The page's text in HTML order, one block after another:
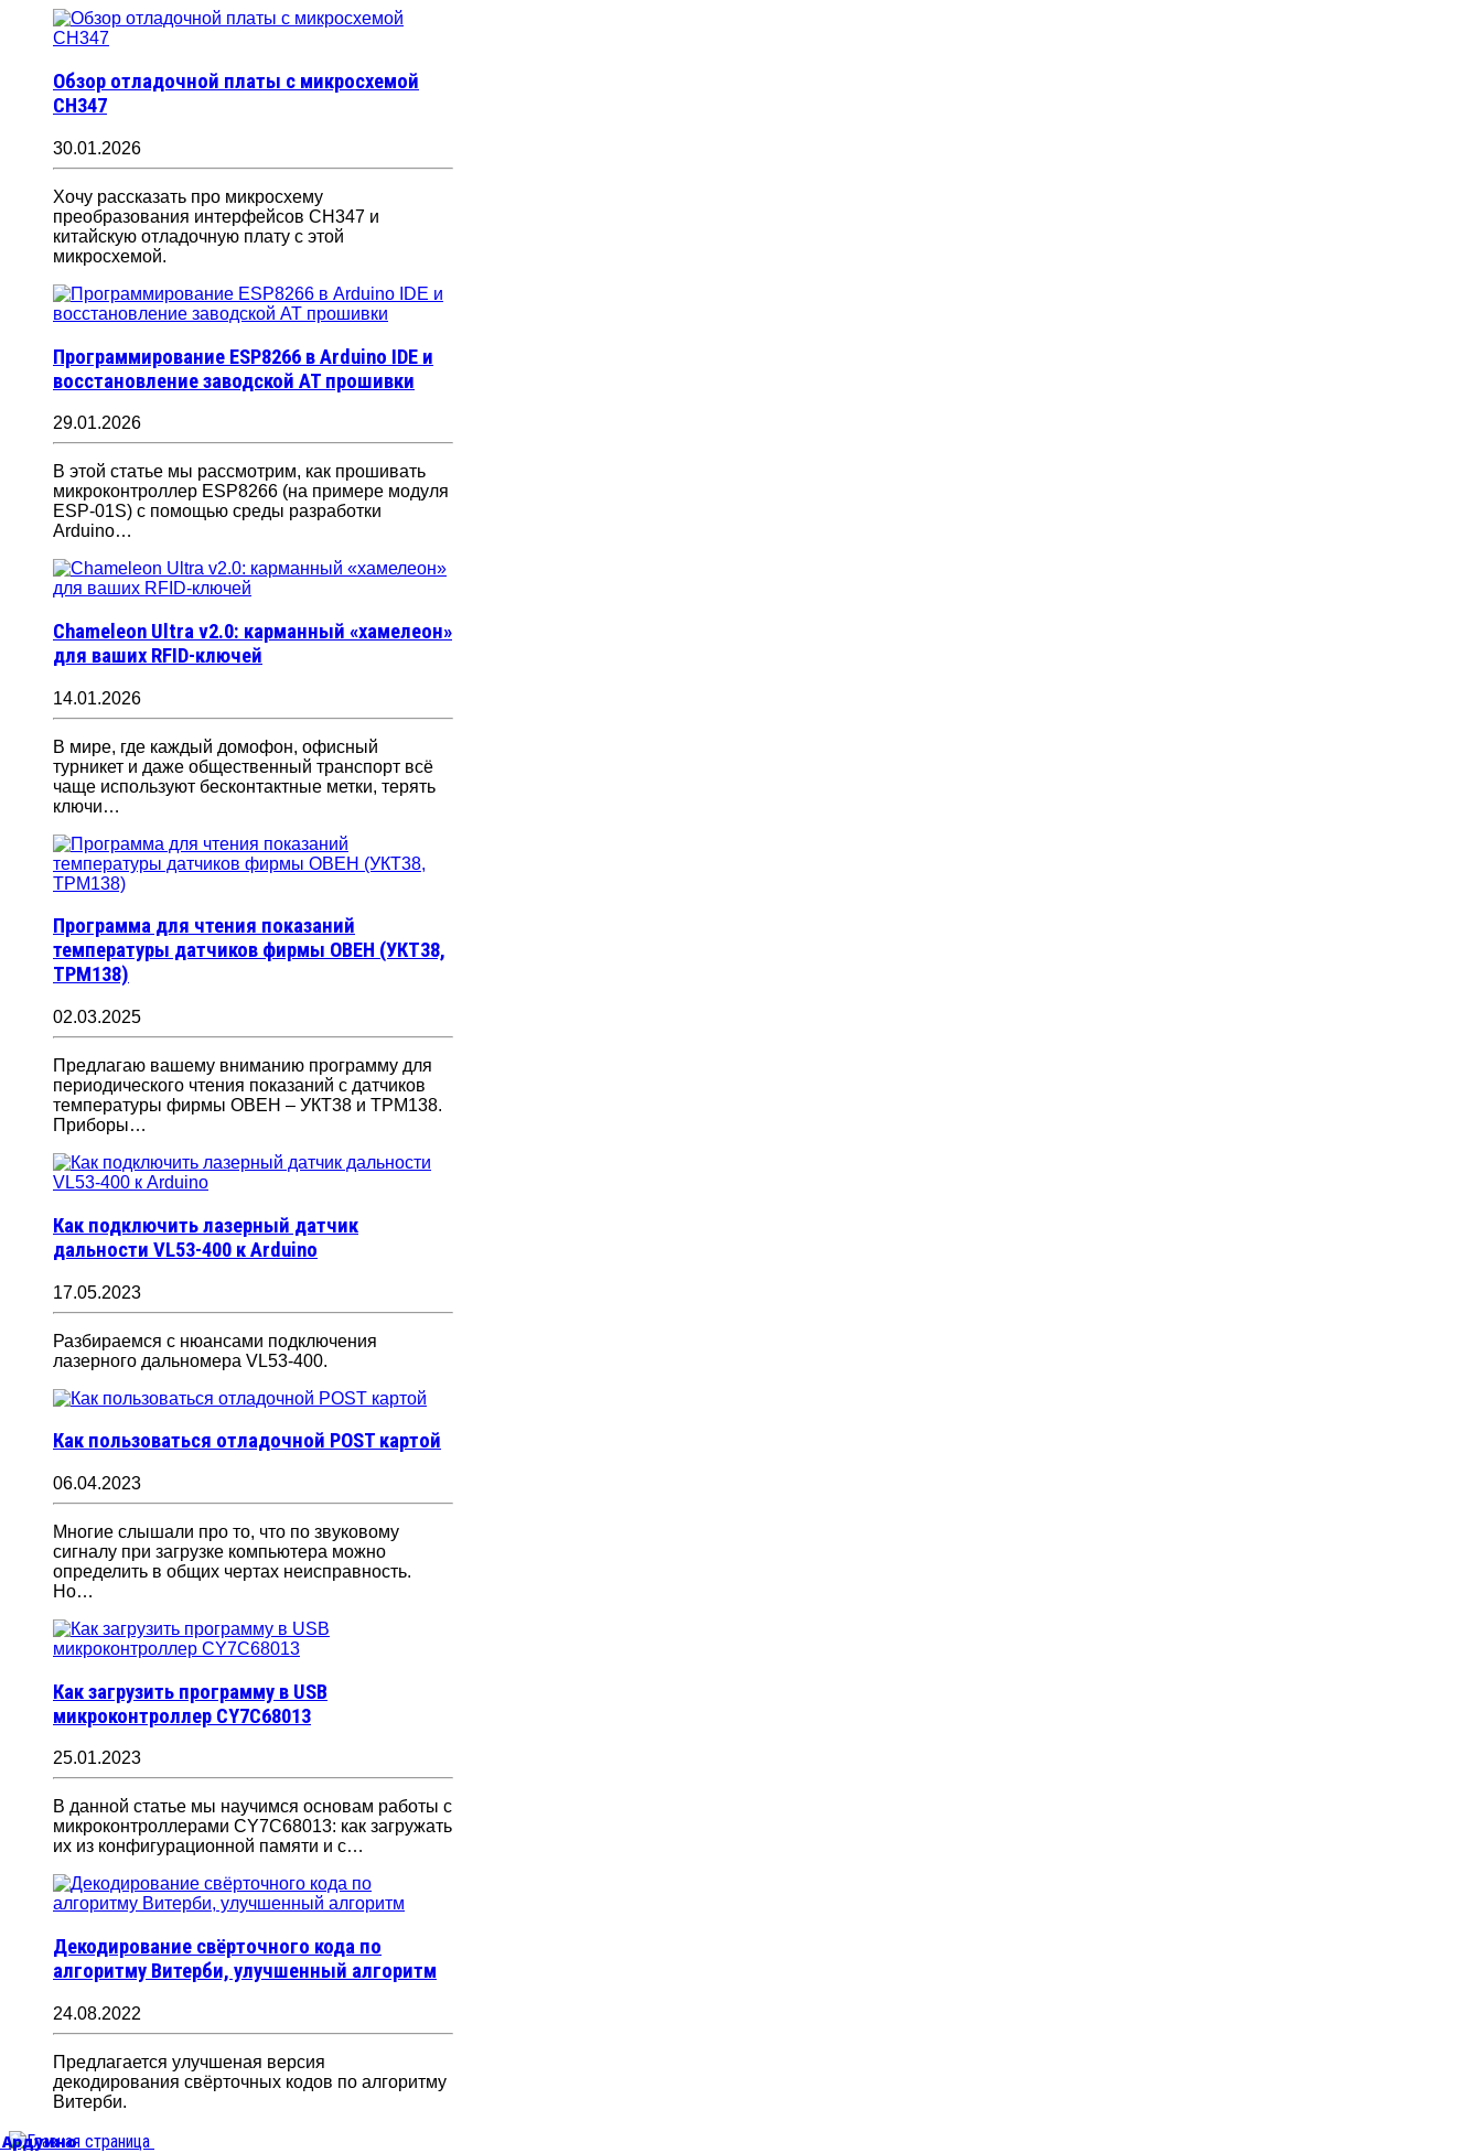
Обзор отладочной платы с микросхемой
CH347
30.01.2026
Хочу рассказать про микросхему
преобразования интерфейсов CH347 и
китайскую отладочную плату с этой
микросхемой.
Программирование ESP8266 в Arduino IDE и
восстановление заводской AT прошивки
29.01.2026
В этой статье мы рассмотрим, как прошивать
микроконтроллер ESP8266 (на примере модуля
ESP-01S) с помощью среды разработки
Arduino…
Chameleon Ultra v2.0: карманный «хамелеон»
для ваших RFID-ключей
14.01.2026
В мире, где каждый домофон, офисный
турникет и даже общественный транспорт всё
чаще используют бесконтактные метки, терять
ключи…
Программа для чтения показаний
температуры датчиков фирмы ОВЕН (УКТ38,
ТРМ138)
02.03.2025
Предлагаю вашему вниманию программу для
периодического чтения показаний с датчиков
температуры фирмы ОВЕН – УКТ38 и ТРМ138.
Приборы…
Как подключить лазерный датчик
дальности VL53-400 к Arduino
17.05.2023
Разбираемся с нюансами подключения
лазерного дальномера VL53-400.
Как пользоваться отладочной POST картой
06.04.2023
Многие слышали про то, что по звуковому
сигналу при загрузке компьютера можно
определить в общих чертах неисправность.
Но…
Как загрузить программу в USB
микроконтроллер CY7C68013
25.01.2023
В данной статье мы научимся основам работы с
микроконтроллерами CY7C68013: как загружать
их из конфигурационной памяти и с…
Декодирование свёрточного кода по
алгоритму Витерби, улучшенный алгоритм
24.08.2022
Предлагается улучшеная версия
декодирования свёрточных кодов по алгоритму
Витерби.
Ардуино